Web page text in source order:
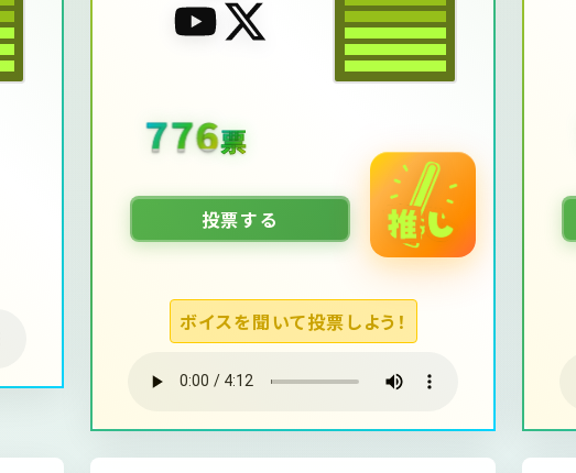
1739票
投票する
ボイスを聞いて投票しよう！